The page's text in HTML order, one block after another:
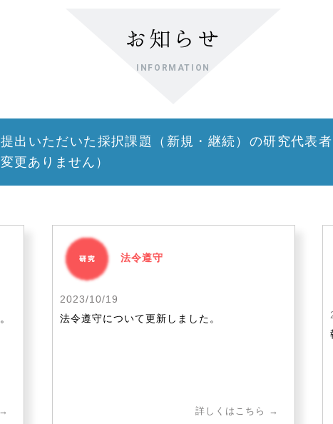
お知らせ
INFORMATION
出いただいた採択課題（新規・継続）の研究代表
更ありません）
法令遵守
2023/10/19
法令遵守について更新しました。